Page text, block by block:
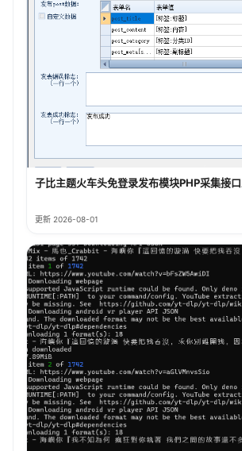
子比主题火车头免登录发布模块PHP采集接
更新 2026-08-01